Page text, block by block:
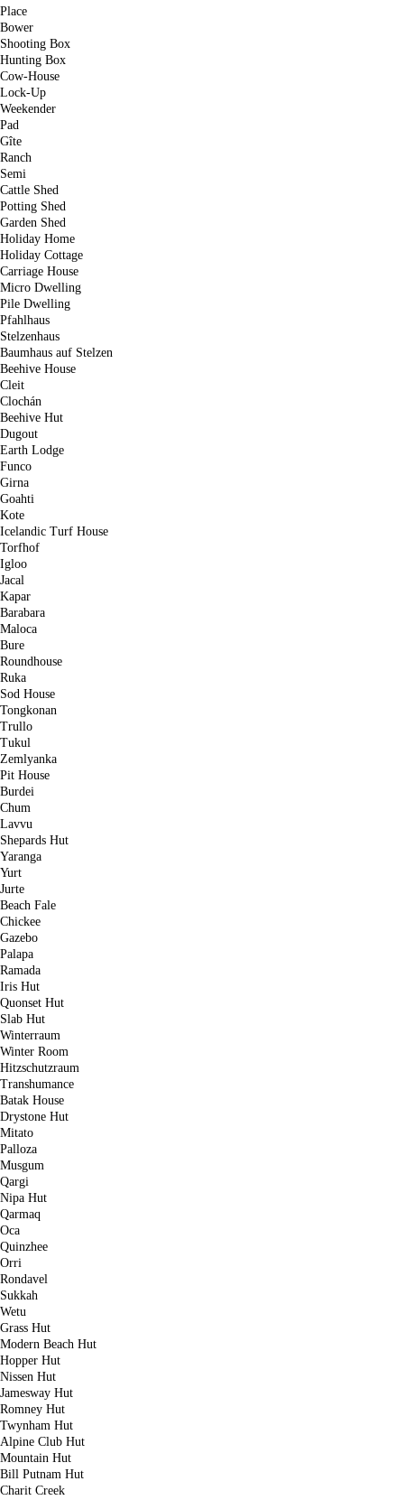
Place
Bower
Shooting Box
Hunting Box
Cow-House
Lock-Up
Weekender
Pad
Gîte
Ranch
Semi
Cattle Shed
Potting Shed
Garden Shed
Holiday Home
Holiday Cottage
Carriage House
Micro Dwelling
Pile Dwelling
Pfahlhaus
Stelzenhaus
Baumhaus auf Stelzen
Beehive House
Cleit
Clochán
Beehive Hut
Dugout
Earth Lodge
Funco
Girna
Goahti
Kote
Icelandic Turf House
Torfhof
Igloo
Jacal
Kapar
Barabara
Maloca
Bure
Roundhouse
Ruka
Sod House
Tongkonan
Trullo
Tukul
Zemlyanka
Pit House
Burdei
Chum
Lavvu
Shepards Hut
Yaranga
Yurt
Jurte
Beach Fale
Chickee
Gazebo
Palapa
Ramada
Iris Hut
Quonset Hut
Slab Hut
Winterraum
Winter Room
Hitzschutzraum
Transhumance
Batak House
Drystone Hut
Mitato
Palloza
Musgum
Qargi
Nipa Hut
Qarmaq
Oca
Quinzhee
Orri
Rondavel
Sukkah
Wetu
Grass Hut
Modern Beach Hut
Hopper Hut
Nissen Hut
Jamesway Hut
Romney Hut
Twynham Hut
Alpine Club Hut
Mountain Hut
Bill Putnam Hut
Charit Creek